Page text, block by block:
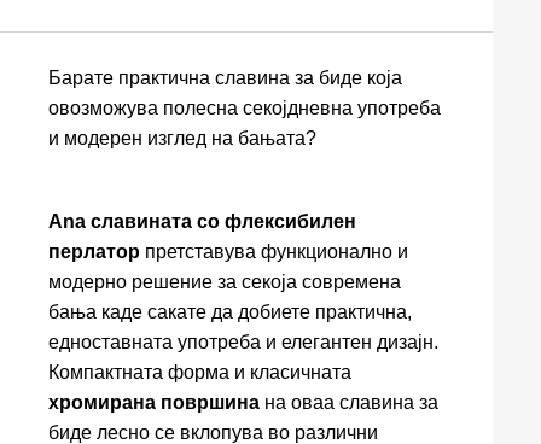
Барате практична славина за биде која
овозможува полесна секојдневна употреба
и модерен изглед на бањата?
Ana славината со флексибилен
перлатор претставува функционално и
модерно решение за секоја современа
бања каде сакате да добиете практична,
едноставната употреба и елегантен дизајн.
Компактната форма и класичната
хромирана површина на оваа славина за
биде лесно се вклопува во различни